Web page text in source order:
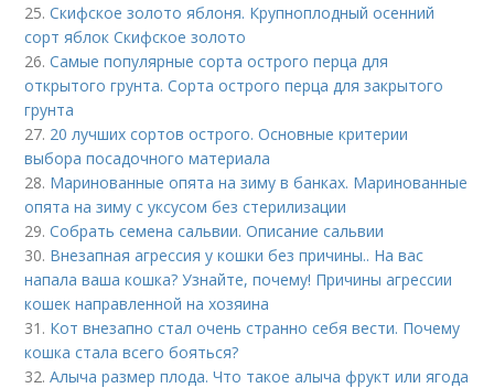
25.Скифское золото яблоня. Крупноплодный осенний
сорт яблок Скифское золото
26.Самые популярные сорта острого перца для
открытого грунта. Сорта острого перца для закрытого
грунта
27. 20 лучших сортов острого. Основные критерии
выбора посадочного материала
28. Маринованные опята на зиму в банках. Маринованные
опята на зиму с уксусом без стерилизации
29.Собрать семена сальвии. Описание сальвии
30. Внезапная агрессия у кошки без причины.. На вас
напала ваша кошка? Узнайте, почему! Причины агрессии
кошек направленной на хозяина
31. Кот внезапно стал очень странно себя вести. Почему
кошка стала всего бояться?
32.Алыча размер плода. Что такое алыча фрукт или ягода